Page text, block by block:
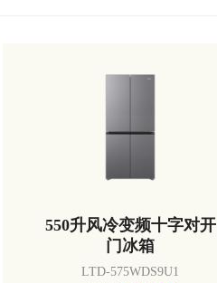
550升风冷变频十字对开
门冰箱
LTD-575WDS9U1